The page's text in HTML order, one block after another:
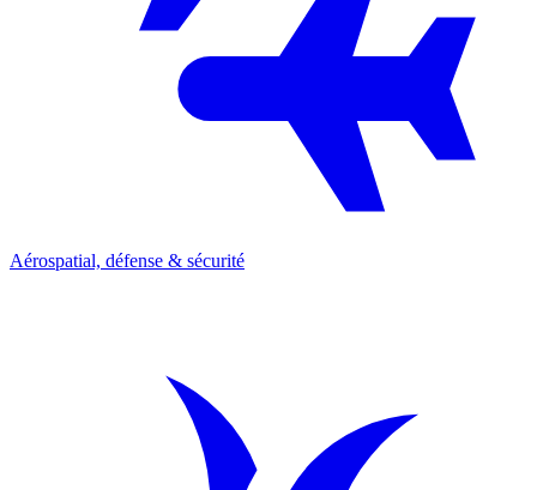
Aérospatial, défense & sécurité